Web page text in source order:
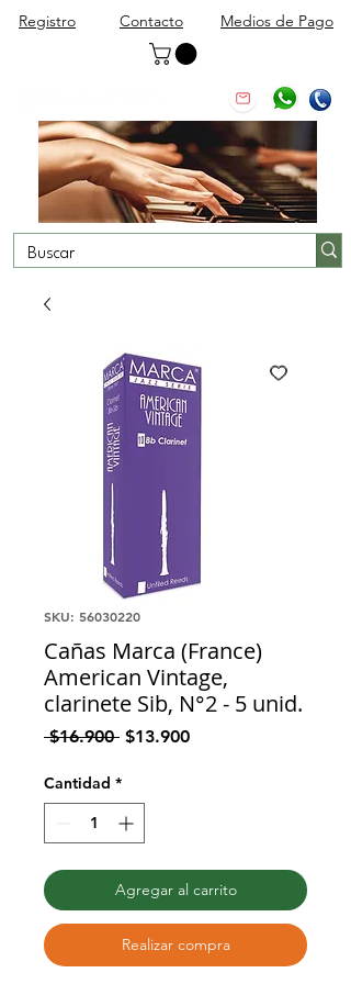
Registro Contacto Medios de Pago
SKU: 56030220
Cañas Marca (France)
American Vintage,
clarinete Sib, N°2 - 5 unid.
$16.900 Precio
$13.900Precio
Cantidad *
Agregar al carrito
Realizar compra